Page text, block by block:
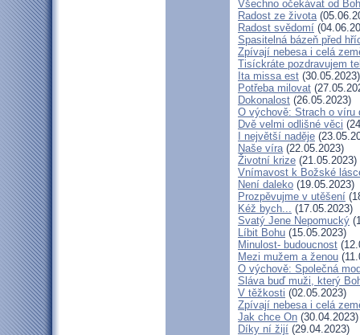
Všechno očekávat od
Radost ze života
Radost svědomí
Spasitelná bázeň před
Zpívají nebesa i celá
Tisíckráte pozdravujem
Ita missa est (30.05.2023)
Potřeba milovat
Dokonalost (26.05.2023)
O výchově: Strach o víru
Dvě velmi odlišné věci
I největší naděje
Naše víra(22.05.2023)
Životní krize (21.05.2023)
Vnímavost k Božské
Není daleko (19.05.2023)
Prozpěvujme v utěšení
Kéž bych... (17.05.2023)
Svatý Jene Nepomucký
Líbit Bohu (15.05.2023)
Minulost- budoucnost
Mezi mužem a ženou
O výchově: Společná
Sláva buď muži, který
V těžkosti (02.05.2023)
Zpívají nebesa i celá
Jak chce On (30.04.2023)
Díky ní žijí (29.04.2023)